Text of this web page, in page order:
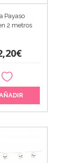
Payaso
2 metros